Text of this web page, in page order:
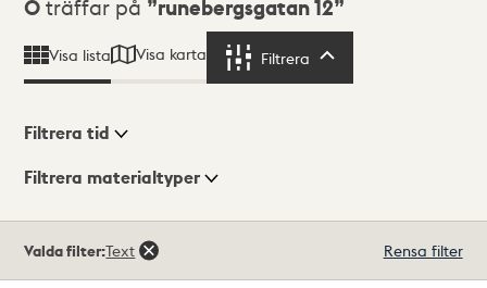
0 träffar på runebergsgatan 12
Visa lista Visa karta Filtrera
Visningsläge
Filtrera tid
Filtrera materialtyper
träffar
Valda filter:Text Rensa filter